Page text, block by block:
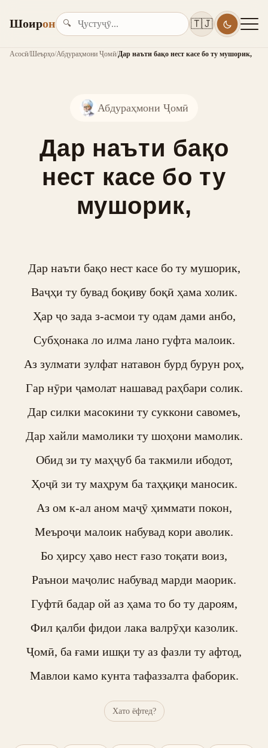
Шоирон 🔍 🇹🇯
Асосӣ/Шеърҳо/Абдураҳмони Ҷомӣ/Дар наъти бақо нест касе бо ту мушорик,
Абдураҳмони Ҷомӣ
Дар наъти бақо
нест касе бо ту
мушорик,
Дар наъти бақо нест касе бо ту мушорик,
Ваҷҳи ту бувад боқиву боқӣ ҳама холик.
Ҳар ҷо зада з-асмои ту одам дами анбо,
Субҳонака ло илма лано гуфта малоик.
Аз зулмати зулфат натавон бурд бурун роҳ,
Гар нӯри ҷамолат нашавад раҳбари солик.
Дар силки масокини ту суккони савомеъ,
Дар хайли мамолики ту шоҳони мамолик.
Обид зи ту маҳҷуб ба такмили ибодот,
Ҳоҷӣ зи ту маҳрум ба таҳқиқи маносик.
Аз ом к-ал аном маҷӯ ҳиммати покон,
Меъроҷи малоик набувад кори аволик.
Бо ҳирсу ҳаво нест ғазо тоқати воиз,
Раънои маҷолис набувад марди маорик.
Гуфтӣ бадар ой аз ҳама то бо ту дароям,
Фил қалби фидои лака валрӯҳи казолик.
Ҷомӣ, ба ғами ишқи ту аз фазли ту афтод,
Мавлои камо кунта тафаззалта фаборик.
Хато ёфтед?